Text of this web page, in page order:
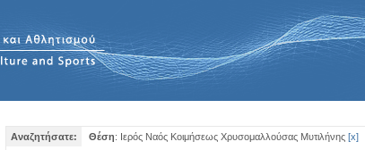
Αναζητήσατε: Θέση: Ιερός Ναός Κοιμήσεως Χρυσομαλλούσας Μυτιλήνης [x]